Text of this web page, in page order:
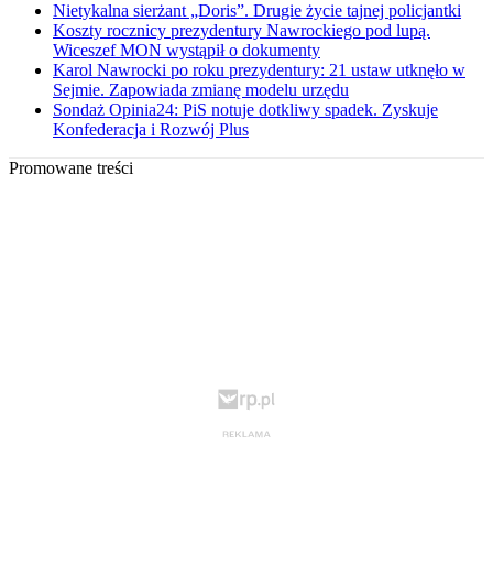
Nietykalna sierżant „Doris”. Drugie życie tajnej policjantki
Koszty rocznicy prezydentury Nawrockiego pod lupą.
Wiceszef MON wystąpił o dokumenty
Karol Nawrocki po roku prezydentury: 21 ustaw utknęło w
Sejmie. Zapowiada zmianę modelu urzędu
Sondaż Opinia24: PiS notuje dotkliwy spadek. Zyskuje
Konfederacja i Rozwój Plus
Promowane treści